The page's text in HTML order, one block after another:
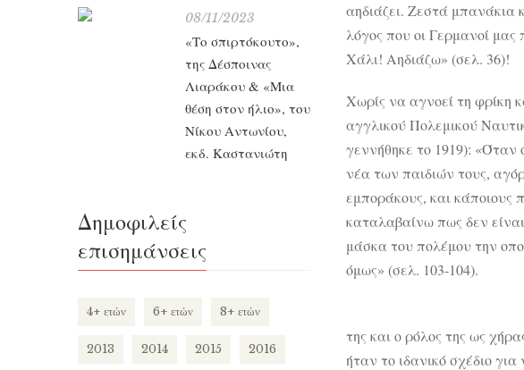
αηδιάζει. Ζεστά μπανάκια
λόγος που οι Γερμανοί
Χάλι! Αηδιάζω» (σελ. 36)!
Χωρίς να αγνοεί τη φρίκη
αγγλικού Πολεμικού
γεννήθηκε το 1919):
νέα των παιδιών τους,
εμποράκους, και κάποιους
καταλαβαίνω πως δεν
μάσκα του πολέμου την
όμως» (σελ. 103-104).
της και ο ρόλος της ως
ήταν το ιδανικό σχέδιο
08/11/2023
«Το σπιρτόκουτο»,
της Δέσποινας
Λιαράκου & «Μια
θέση στον ήλιο», του
Νίκου Αντωνίου,
εκδ. Καστανιώτη
Δημοφιλείς
επισημάνσεις
4+ ετών 6+ ετών 8+ ετών
2013 2014 2015 2016